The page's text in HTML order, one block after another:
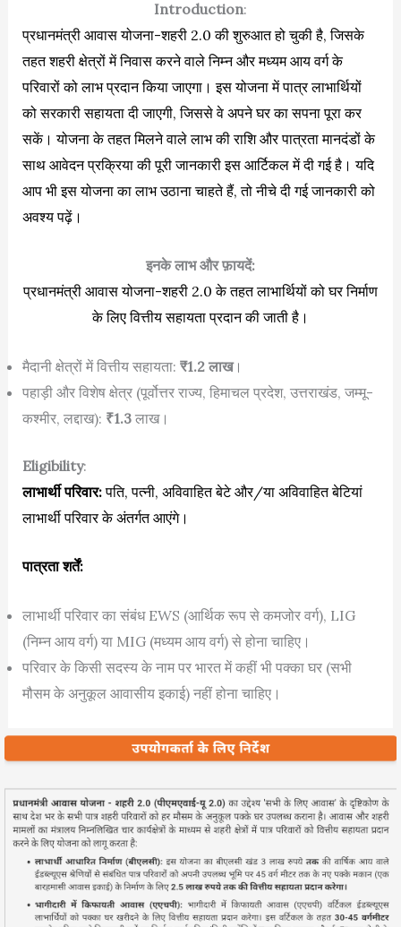
Introduction:
प्रधानमंत्री आवास योजना-शहरी 2.0 की शुरुआत हो चुकी है, जिसके
तहत शहरी क्षेत्रों में निवास करने वाले निम्न और मध्यम आय वर्ग के
परिवारों को लाभ प्रदान किया जाएगा। इस योजना में पात्र लाभार्थियों
को सरकारी सहायता दी जाएगी, जिससे वे अपने घर का सपना पूरा कर
सकें। योजना के तहत मिलने वाले लाभ की राशि और पात्रता मानदंडों के
साथ आवेदन प्रक्रिया की पूरी जानकारी इस आर्टिकल में दी गई है। यदि
आप भी इस योजना का लाभ उठाना चाहते हैं, तो नीचे दी गई जानकारी को
अवश्य पढ़ें।
इनके लाभ और फ़ायदें:
प्रधानमंत्री आवास योजना-शहरी 2.0 के तहत लाभार्थियों को घर निर्माण
के लिए वित्तीय सहायता प्रदान की जाती है।
मैदानी क्षेत्रों में वित्तीय सहायता: ₹1.2 लाख।
पहाड़ी और विशेष क्षेत्र (पूर्वोत्तर राज्य, हिमाचल प्रदेश, उत्तराखंड, जम्मू-
कश्मीर, लद्दाख): ₹1.3लाख।
Eligibility:
लाभार्थी परिवार:पति, पत्नी, अविवाहित बेटे और/या अविवाहित बेटियां
लाभार्थी परिवार के अंतर्गत आएंगे।
पात्रता शर्तें:
लाभार्थी परिवार का संबंध EWS (आर्थिक रूप से कमजोर वर्ग), LIG
(निम्न आय वर्ग) या MIG (मध्यम आय वर्ग) से होना चाहिए।
परिवार के किसी सदस्य के नाम पर भारत में कहीं भी पक्का घर (सभी
मौसम के अनुकूल आवासीय इकाई) नहीं होना चाहिए।